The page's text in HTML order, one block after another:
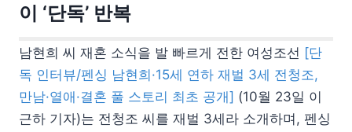
이 ‘단독’ 반복
남현희 씨 재혼 소식을 발 빠르게 전한 여성조선 [단
독 인터뷰/펜싱 남현희·15세 연하 재벌 3세 전청조,
만남·열애·결혼 풀 스토리 최초 공개] (10월 23일 이
근하 기자)는 전청조 씨를 재벌 3세라 소개하며, 펜싱